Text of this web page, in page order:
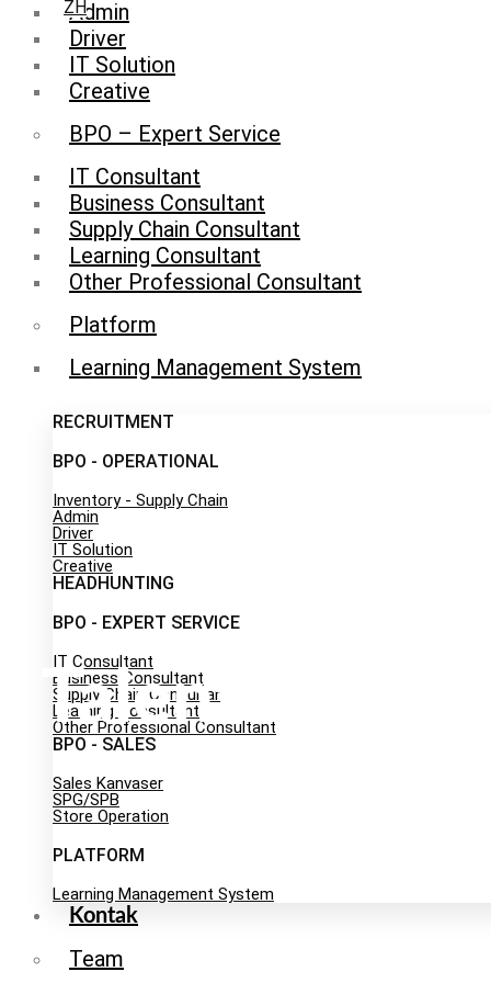
Admin
Driver
IT Solution
Creative
BPO – Expert Service
IT Consultant
Business Consultant
Supply Chain Consultant
Learning Consultant
Other Professional Consultant
Platform
Learning Management System
RECRUITMENT
BPO - OPERATIONAL
Inventory - Supply Chain
Admin
Driver
IT Solution
Creative
HEADHUNTING
BPO - EXPERT SERVICE
IT Consultant
Business Consultant
Supply Chain Consultant
Learning Consultant
Other Professional Consultant
BPO - SALES
Sales Kanvaser
SPG/SPB
Store Operation
PLATFORM
Learning Management System
Kontak
Team
ZH
Talent